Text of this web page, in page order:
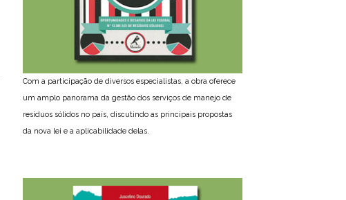
Com a participação de diversos especialistas, a obra oferece
um amplo panorama da gestão dos serviços de manejo de
resíduos sólidos no país, discutindo as principais propostas
da nova lei e a aplicabilidade delas.